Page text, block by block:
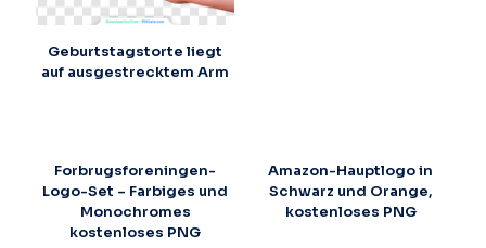
Geburtstagstorte liegt
auf ausgestrecktem Arm
Forbrugsforeningen-
Logo-Set – Farbiges und
Monochromes
kostenloses PNG
Amazon-Hauptlogo in
Schwarz und Orange,
kostenloses PNG